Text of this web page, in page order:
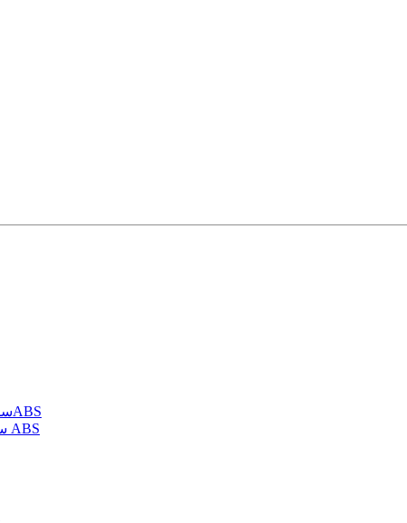
سر پلوس سمت چرخ ۲۱ خارABS
سرپلوس سمت چرخ 22 خار ABS